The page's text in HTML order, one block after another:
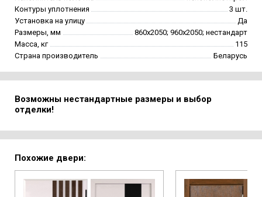
Контуры уплотнения
3 шт.
Установка на улицу
Да
Размеры, мм
860х2050; 960х2050; нестандарт
Масса, кг
115
Страна производитель
Беларусь
Возможны нестандартные размеры и выбор
отделки!
Похожие двери: